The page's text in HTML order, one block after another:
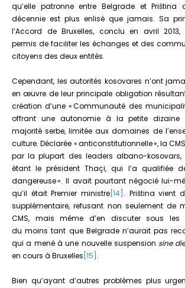
qu’elle patronne entre Belgrade et Priština
décennie est plus enlisé que jamais. Sa
l’Accord de Bruxelles, conclu en avril
permis de faciliter les échanges et des
citoyens des deux entités.
Cependant, les autorités kosovares n’ont
en œuvre de leur principale obligation
création d’une « Communauté des
offrant une autonomie à la petite dizaine
majorité serbe, limitée aux domaines de
culture. Déclarée « anticonstitutionnelle », la
par la plupart des leaders albano-kosovars,
étant le président Thaçi, qui l’a qualifiée
dangereuse ». Il avait pourtant négocié lui-
qu’il était Premier ministre [14] . Priština vient
supplémentaire, refusant non seulement de
CMS, mais même d’en discuter sous les
du moins tant que Belgrade n’aurait pas
qui a mené à une nouvelle suspension sine
en cours à Bruxelles [15] .
Bien qu’ayant d’autres problèmes plus